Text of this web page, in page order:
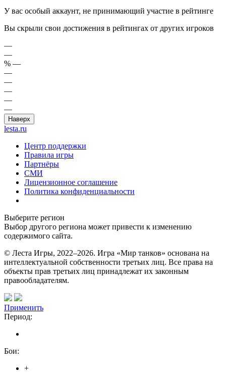
У вас особый аккаунт, не принимающий участие в рейтинге
Вы скрыли свои достижения в рейтингах от других игроков
—
—
% —
—
—
—
—
—
Наверх
lesta.ru
Центр поддержки
Правила игры
Партнёры
СМИ
Лицензионное соглашение
Политика конфиденциальности
Выберите регион
Выбор другого региона может привести к изменению
содержимого сайта.
© Леста Игры, 2022–2026. Игра «Мир танков» основана на
интеллектуальной собственности третьих лиц. Все права на
объекты прав третьих лиц принадлежат их законным
правообладателям.
Применить
Период:
Бои:
+